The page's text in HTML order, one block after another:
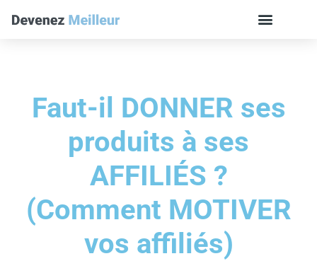
Faut-il DONNER ses
produits à ses
AFFILIÉS ?
(Comment MOTIVER
vos affiliés)